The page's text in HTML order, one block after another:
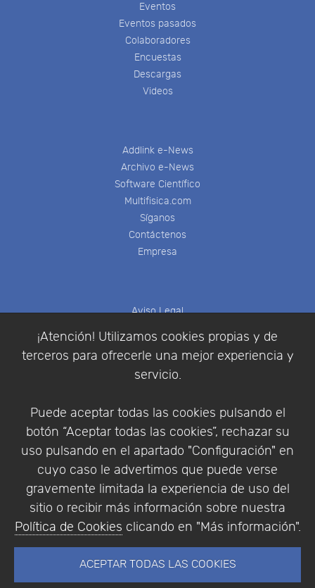
¡Atención! Utilizamos cookies propias y de
terceros para ofrecerle una mejor experiencia y
servicio.
Puede aceptar todas las cookies pulsando el
botón “Aceptar todas las cookies”, rechazar su
uso pulsando en el apartado "Configuración" en
cuyo caso le advertimos que puede verse
gravemente limitada la experiencia de uso del
sitio o recibir más información sobre nuestra
Política de Cookies clicando en "Más información".
ACEPTAR TODAS LAS COOKIES
Eventos
Eventos pasados
Colaboradores
Encuestas
Descargas
Videos
Addlink e-News
Archivo e-News
Software Científico
Multifisica.com
Síganos
Contáctenos
Empresa
Aviso Legal
Política de Privacidad
Condiciones de compra
Identificarse
Empresa|Aviso Legal| Política de Privacidad |
Política de Cookies
© Copyright 1994 - 2026. Addlink Software
Científico, S.L.
Portugal.